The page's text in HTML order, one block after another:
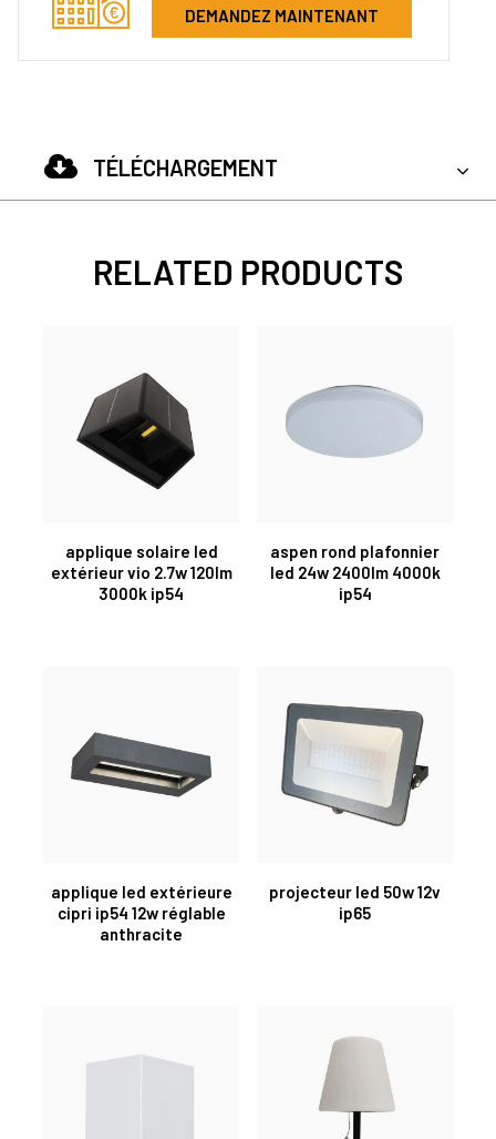
DEMANDEZ MAINTENANT
TÉLÉCHARGEMENT
RELATED PRODUCTS
applique solaire led
extérieur vio 2.7w 120lm
3000k ip54
aspen rond plafonnier
led 24w 2400lm 4000k
ip54
applique led extérieure
cipri ip54 12w réglable
anthracite
projecteur led 50w 12v
ip65